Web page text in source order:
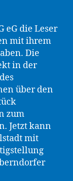
eG die Leser
mit ihrem
Die
in der
über den
zum
Jetzt kann
mit